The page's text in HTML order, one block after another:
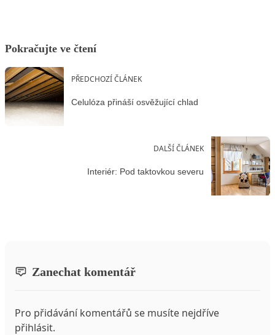
Pokračujte ve čtení
PŘEDCHOZÍ ČLÁNEK
Celulóza přináší osvěžující chlad
DALŠÍ ČLÁNEK
Interiér: Pod taktovkou severu
Zanechat komentář
Pro přidávání komentářů se musíte nejdříve
přihlásit.